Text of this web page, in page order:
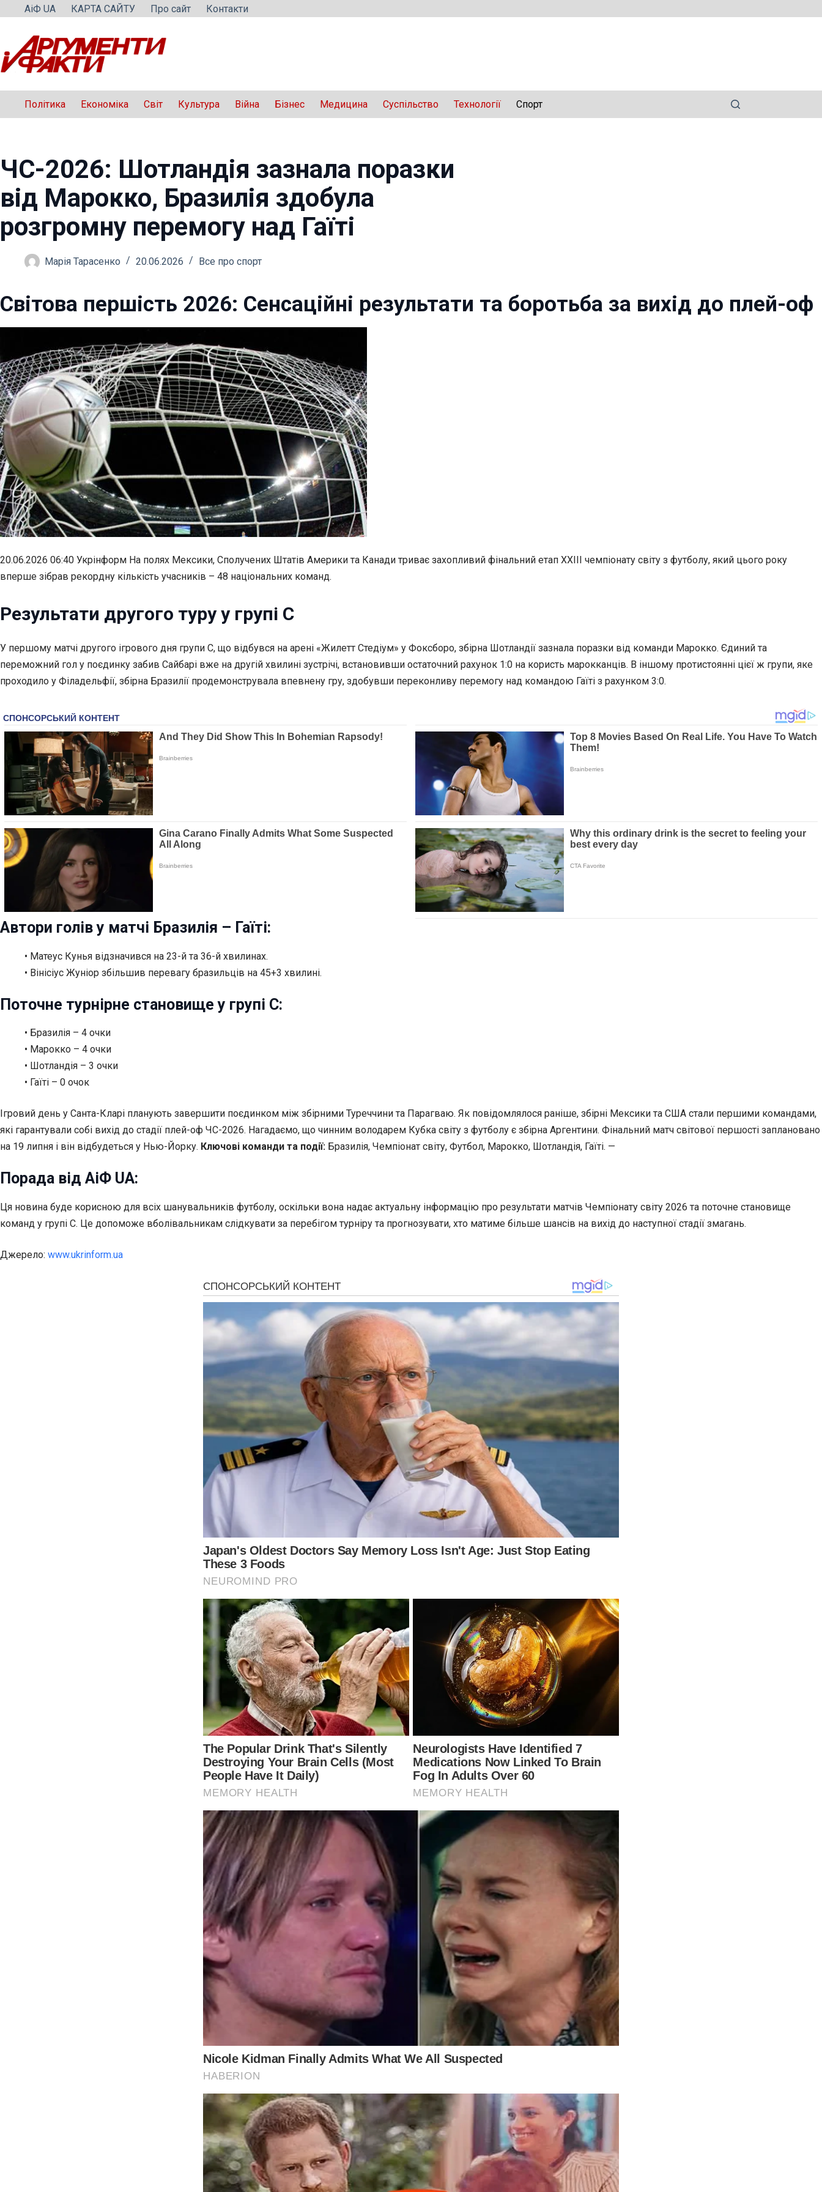
Перейти
вмісту
АіФ UA КАРТА САЙТУ Про сайт Контакти
Політика Економіка Світ Культура Війна Бізнес Медицина Суспільство Технології Спорт
ЧС-2026: Шотландія зазнала поразки
від Марокко, Бразилія здобула
розгромну перемогу над Гаїті
Марія Тарасенко 20.06.2026 Все про спорт
Світова першість 2026: Сенсаційні результати та боротьба за вихід до плей-оф
20.06.2026 06:40 Укрінформ На полях Мексики, Сполучених Штатів Америки та Канади триває захопливий фінальний етап XXIII чемпіонату світу з футболу, який цього року
вперше зібрав рекордну кількість учасників – 48 національних команд.
Результати другого туру у групі C
У першому матчі другого ігрового дня групи C, що відбувся на арені «Жилетт Стедіум» у Фоксборо, збірна Шотландії зазнала поразки від команди Марокко. Єдиний та
переможний гол у поєдинку забив Сайбарі вже на другій хвилині зустрічі, встановивши остаточний рахунок 1:0 на користь марокканців. В іншому протистоянні цієї ж групи, яке
проходило у Філадельфії, збірна Бразилії продемонструвала впевнену гру, здобувши переконливу перемогу над командою Гаїті з рахунком 3:0.
Автори голів у матчі Бразилія – Гаїті:
• Матеус Кунья відзначився на 23-й та 36-й хвилинах.
• Вінісіус Жуніор збільшив перевагу бразильців на 45+3 хвилині.
Поточне турнірне становище у групі C:
• Бразилія – 4 очки
• Марокко – 4 очки
• Шотландія – 3 очки
• Гаїті – 0 очок
Ігровий день у Санта-Кларі планують завершити поєдинком між збірними Туреччини та Парагваю. Як повідомлялося раніше, збірні Мексики та США стали першими командами,
які гарантували собі вихід до стадії плей-оф ЧС-2026. Нагадаємо, що чинним володарем Кубка світу з футболу є збірна Аргентини. Фінальний матч світової першості заплановано
на 19 липня і він відбудеться у Нью-Йорку. Ключові команди та події: Бразилія, Чемпіонат світу, Футбол, Марокко, Шотландія, Гаїті. —
Порада від АіФ UA:
Ця новина буде корисною для всіх шанувальників футболу, оскільки вона надає актуальну інформацію про результати матчів Чемпіонату світу 2026 та поточне становище
команд у групі C. Це допоможе вболівальникам слідкувати за перебігом турніру та прогнозувати, хто матиме більше шансів на вихід до наступної стадії змагань.
Джерело: www.ukrinform.ua